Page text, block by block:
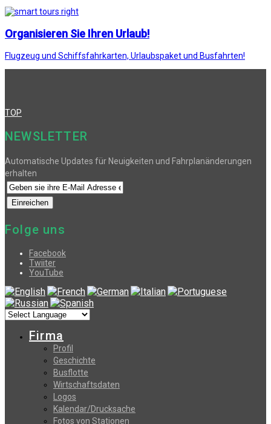
Organisieren Sie Ihren Urlaub!
Flugzeug und Schiffsfahrkarten, Urlaubspaket und Busfahrten!
TOP
NEWSLETTER
Automatische Updates für Neuigkeiten und Fahrplanänderungen
erhalten
Folge uns
Facebook
Twiiter
YouTube
Firma
Profil
Geschichte
Busflotte
Wirtschaftsdaten
Logos
Kalendar/Drucksache
Fotos von Stationen